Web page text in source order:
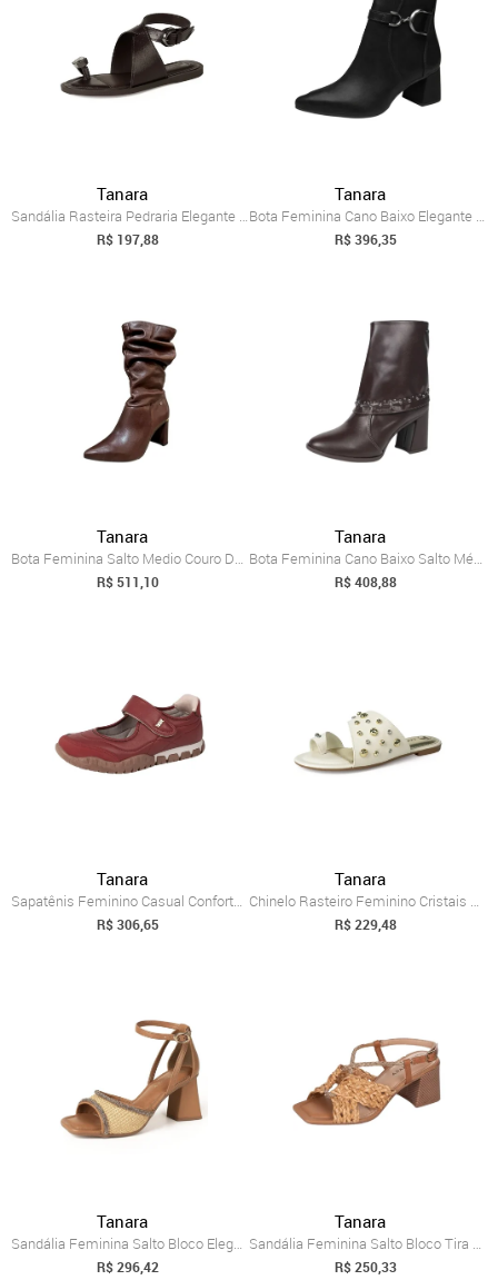
Tanara
Sandália Rasteira Pedraria Elegante Leve...
R$ 197,88
Tanara
Bota Feminina Cano Baixo Elegante Modern...
R$ 396,35
Tanara
Bota Feminina Salto Medio Couro Design S...
R$ 511,10
Tanara
Bota Feminina Cano Baixo Salto Médio Cap...
R$ 408,88
Tanara
Sapatênis Feminino Casual Confortável Ca...
R$ 306,65
Tanara
Chinelo Rasteiro Feminino Cristais Tira ...
R$ 229,48
Tanara
Sandália Feminina Salto Bloco Elegante E...
R$ 296,42
Tanara
Sandália Feminina Salto Bloco Tira Trama...
R$ 250,33